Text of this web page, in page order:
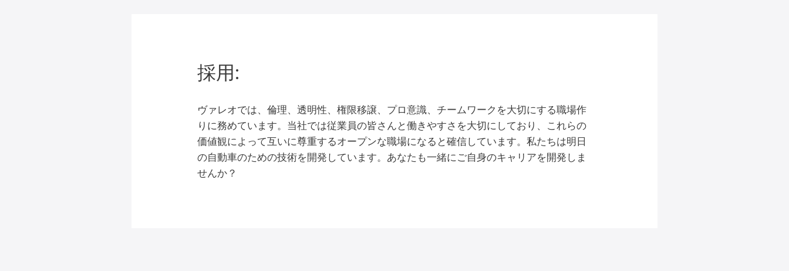
採用:
ヴァレオでは、倫理、透明性、権限移譲、プロ意識、チームワークを大切にする職場作
りに務めています。当社では従業員の皆さんと働きやすさを大切にしており、これらの
価値観によって互いに尊重するオープンな職場になると確信しています。私たちは明日
の自動車のための技術を開発しています。あなたも一緒にご自身のキャリアを開発しま
せんか？